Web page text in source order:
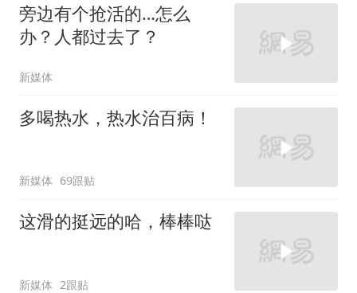
旁边有个抢活的…怎么
办？人都过去了？
新媒体
多喝热水，热水治百病！
新媒体 69跟贴
这滑的挺远的哈，棒棒哒
新媒体 2跟贴